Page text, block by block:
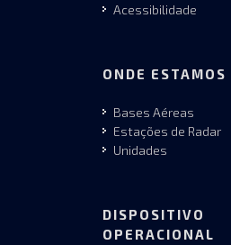
Acessibilidade
ONDE ESTAMOS
Bases Aéreas
Estações de Radar
Unidades
DISPOSITIVO
OPERACIONAL